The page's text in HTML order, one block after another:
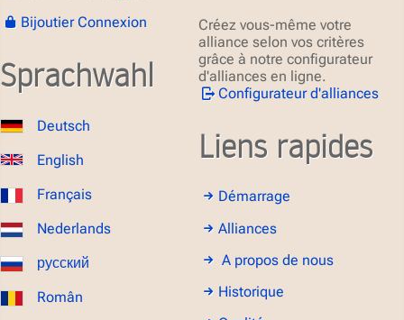
Bijoutier Connexion
Sprachwahl
Deutsch
English
Français
Nederlands
русский
Român
Créez vous-même votre
alliance selon vos critères
grâce à notre configurateur
d'alliances en ligne.
Configurateur d'alliances
Liens rapides
Démarrage
Alliances
A propos de nous
Historique